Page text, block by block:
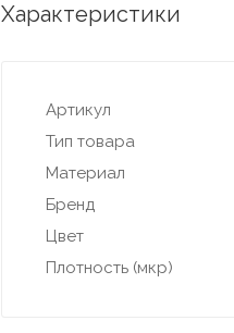
Характеристики
Артикул
Тип товара
Материал
Бренд
Цвет
Плотность (мкр)